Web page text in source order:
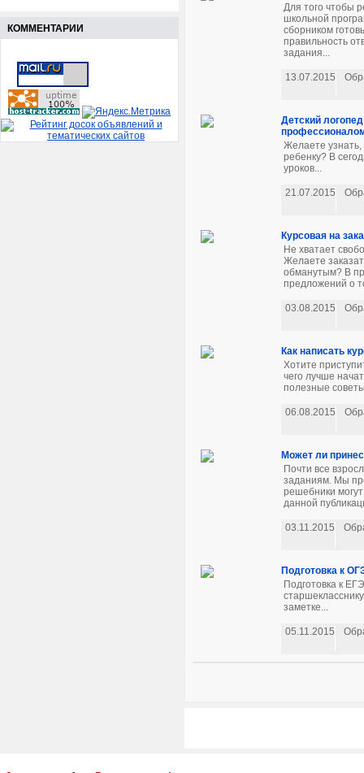
Для того чтобы
школьной
сборником
правильность
задания...
13.07.2015
Детский
Желаете
ребенку? В
уроков...
21.07.2015
Курсовая на
Не хватает
Желаете
обманутым? В
предложений о
03.08.2015
Как написать
Хотите
чего лучше
полезные
06.08.2015
Может ли
Почти все
заданиям. Мы
решебники
данной
03.11.2015
Подготовка к
Подготовка к
заметке...
05.11.2015
КОММЕНТАРИИ